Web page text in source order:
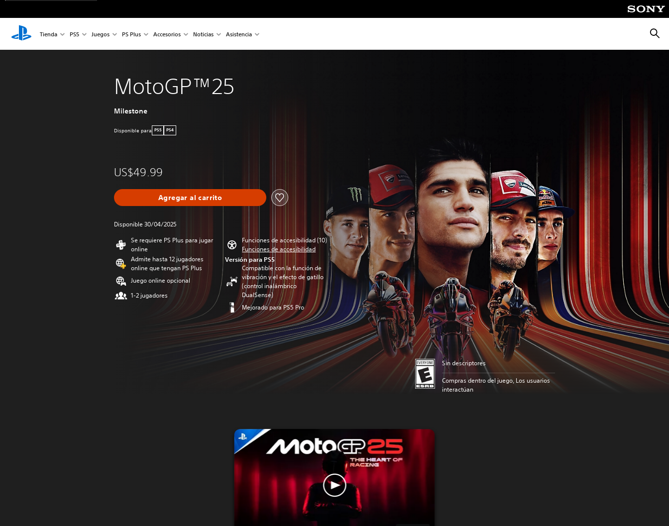
Tienda PS5 Juegos PS Plus Accesorios Noticias Asistencia
MotoGP™25
Milestone
Disponible para PS5 PS4
US$49.99
Agregar al carrito
Disponible 30/04/2025
Se requiere PS Plus para jugar
online
Admite hasta 12 jugadores
online que tengan PS Plus
Juego online opcional
1-2 jugadores
Funciones de accesibilidad (10)
Funciones de accesibilidad
Versión para PS5
Compatible con la función de
vibración y el efecto de gatillo
(control inalámbrico
DualSense)
Mejorado para PS5 Pro
Sin descriptores
Compras dentro del juego, Los usuarios
interactúan